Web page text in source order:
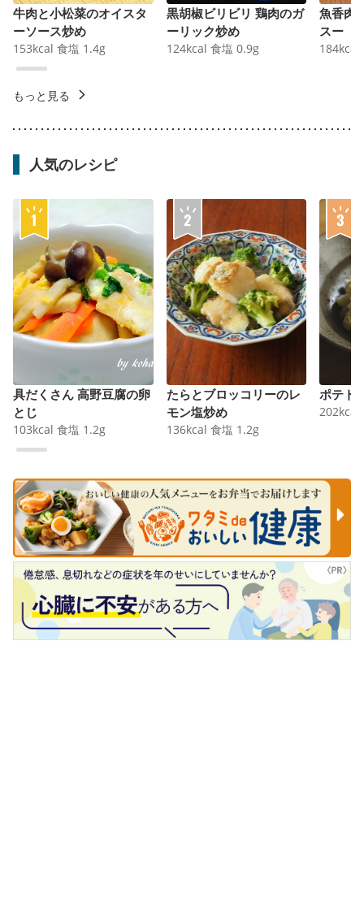
牛肉と小松菜のオイスタ
ーソース炒め
153kcal 食塩 1.4g
黒胡椒ビリビリ 鶏肉のガ
ーリック炒め
124kcal 食塩 0.9g
魚香肉
スー
184kcal
もっと見る
人気のレシピ
具だくさん 高野豆腐の卵
とじ
103kcal 食塩 1.2g
たらとブロッコリーのレ
モン塩炒め
136kcal 食塩 1.2g
ポテト
202kcal